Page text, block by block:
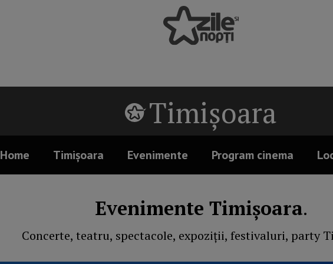
Timișoara
Home Timișoara Evenimente Program cinema
Evenimente Timișoara.
Concerte, teatru, spectacole, expoziții, festivaluri, party